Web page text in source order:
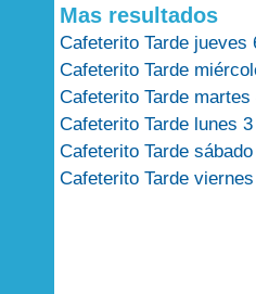
Mas resultados
Cafeterito Tarde jueves
Cafeterito Tarde
Cafeterito Tarde
Cafeterito Tarde lunes
Cafeterito Tarde
Cafeterito Tarde